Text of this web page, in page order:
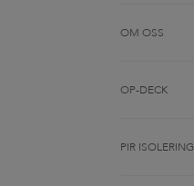
OM OSS
OP-DECK
PIR ISOLERING